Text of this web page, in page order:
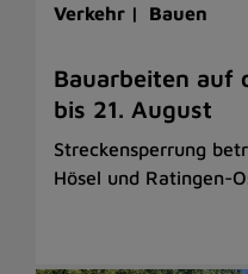
Verkehr | Bauen
Bauarbeiten auf
bis 21. August
Streckensperrung
Hösel und Ratingen-